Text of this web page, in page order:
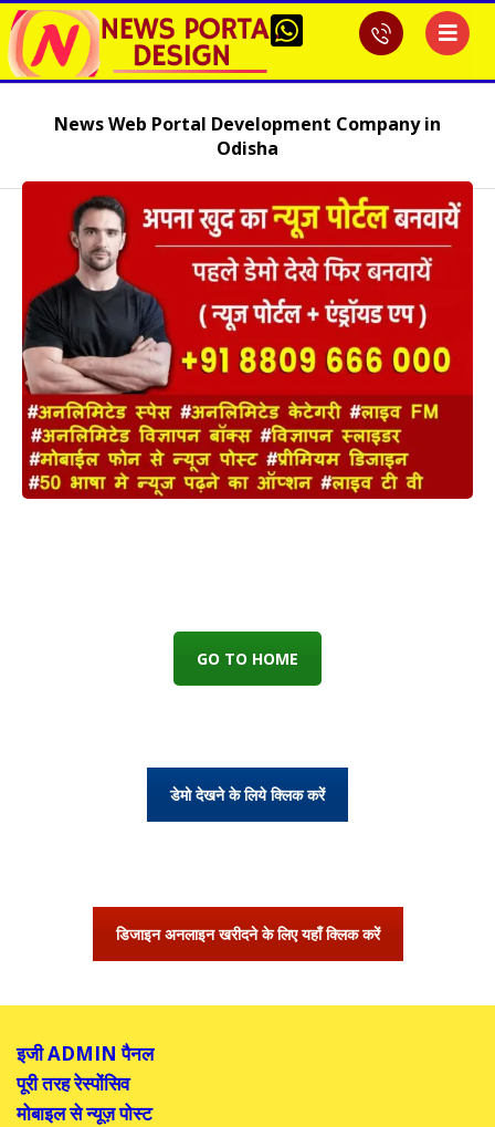
News Web Portal Development Company in
Odisha
GO TO HOME
डेमो देखने के लिये क्लिक करें
डिजाइन अनलाइन खरीदने के लिए यहाँ क्लिक करें
इजीADMINपैनल
पूरी तरह रेस्पोंसिव
मोबाइल से न्यूज़ पोस्ट